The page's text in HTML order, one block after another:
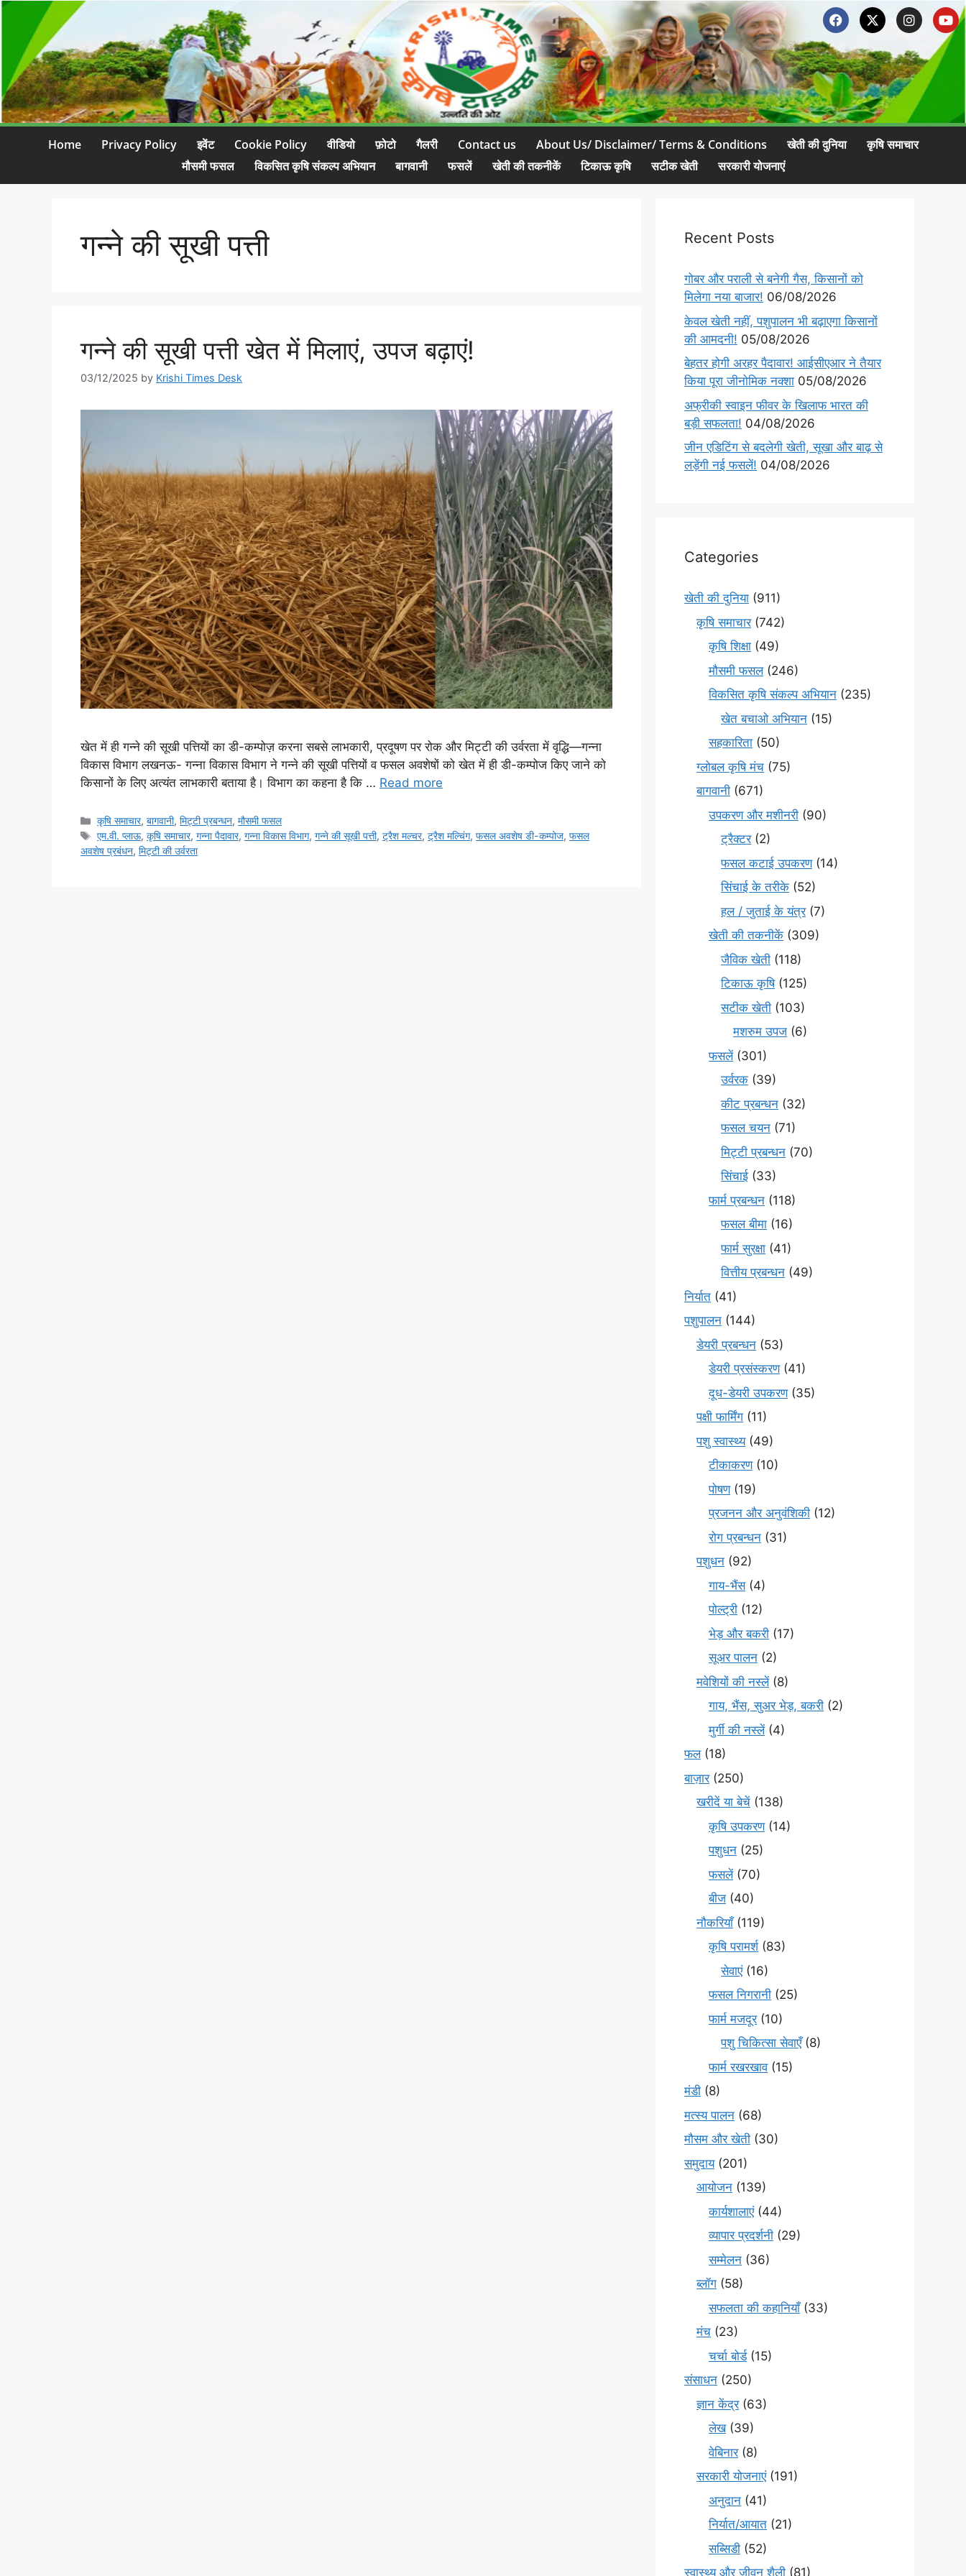
Home Privacy Policy इवेंट Cookie Policy वीडियो फ़ोटो गैलरी Contact us About Us/ Disclaimer/ Terms & Conditions खेती की दुनिया
कृषि समाचार
मौसमी फसल
विकसित कृषि संकल्प अभियान बागवानी फसलें खेती की तकनीकें टिकाऊ कृषि सटीक खेती सरकारी योजनाएं
गन्ने की सूखी पत्ती
गन्ने की सूखी पत्ती खेत में मिलाएं, उपज बढ़ाएं!
03/12/2025 by Krishi Times Desk
खेत में ही गन्ने की सूखी पत्तियों का डी-कम्पोज़ करना सबसे लाभकारी, प्रदूषण पर रोक और मिट्टी की उर्वरता में वृद्धि—गन्ना
विकास विभाग लखनऊ- गन्ना विकास विभाग ने गन्ने की सूखी पत्तियों व फसल अवशेषों को खेत में ही डी-कम्पोज किए जाने को
किसानों के लिए अत्यंत लाभकारी बताया है। विभाग का कहना है कि … Read more
कृषि समाचार,बागवानी,मि‌ट्टी प्रबन्धन,मौसमी फसल
एम.वी. प्लाऊ,कृषि समाचार,गन्ना पैदावार,गन्ना विकास विभाग,गन्ने की सूखी पत्ती,ट्रैश मल्चर,ट्रैश मल्चिंग,फसल अवशेष डी-कम्पोज,फसल
अवशेष प्रबंधन, मिट्टी की उर्वरता
Recent Posts
गोबर और पराली से बनेगी गैस, किसानों को
मिलेगा नया बाजार! 06/08/2026
केवल खेती नहीं, पशुपालन भी बढ़ाएगा किसानों
की आमदनी! 05/08/2026
बेहतर होगी अरहर पैदावार! आईसीएआर ने तैयार
किया पूरा जीनोमिक नक्शा 05/08/2026
अफ्रीकी स्वाइन फीवर के खिलाफ भारत की
बड़ी सफलता! 04/08/2026
जीन एडिटिंग से बदलेगी खेती, सूखा और बाढ़ से
लड़ेंगी नई फसलें! 04/08/2026
Categories
खेती की दुनिया (911)
कृषि समाचार(742)
कृषि शिक्षा (49)
मौसमी फसल(246)
विकसित कृषि संकल्प अभियान (235)
खेत बचाओ अभियान (15)
सहकारिता (50)
ग्लोबल कृषि मंच (75)
बागवानी (671)
उपकरण और मशीनरी (90)
ट्रैक्टर(2)
फसल कटाई उपकरण(14)
सिंचाई के तरीके (52)
हल / जुताई के यंत्र(7)
खेती की तकनीकें (309)
जैविक खेती (118)
टिकाऊ कृषि(125)
सटीक खेती (103)
मशरुम उपज (6)
फसलें(301)
उर्वरक (39)
कीट प्रबन्धन (32)
फसल चयन (71)
मि‌ट्टी प्रबन्धन (70)
सिंचाई (33)
फार्म प्रबन्धन (118)
फसल बीमा (16)
फार्म सुरक्षा (41)
वित्तीय प्रबन्धन (49)
निर्यात (41)
पशुपालन (144)
डेयरी प्रबन्धन (53)
डेयरी प्रसंस्करण(41)
दूध-डेयरी उपकरण(35)
पक्षी फार्मिंग (11)
पशु स्वास्थ्य(49)
टीकाकरण(10)
पोषण(19)
प्रजनन और अनुवंशिकी (12)
रोग प्रबन्धन (31)
पशुधन (92)
गाय-भैंस(4)
पोल्ट्री (12)
भेड़ और बकरी (17)
सूअर पालन (2)
मवेशियों की नस्लें(8)
गाय, भैंस, सुअर भेड़, बकरी (2)
मुर्गी की नस्लें(4)
फल(18)
बाज़ार(250)
खरीदें या बेचें (138)
कृषि उपकरण(14)
पशुधन (25)
फसलें(70)
बीज (40)
नौकरियाँ(119)
कृषि परामर्श(83)
सेवाएं(16)
फसल निगरानी (25)
फार्म मजदूर(10)
पशु चिकित्सा सेवाएँ(8)
फार्म रखरखाव(15)
मंडी (8)
मत्स्य पालन (68)
मौसम और खेती (30)
समुदाय(201)
आयोजन (139)
कार्यशालाएं(44)
व्यापार प्रदर्शनी (29)
सम्मेलन (36)
ब्लॉग (58)
सफलता की कहानियाँ(33)
मंच (23)
चर्चा बोर्ड(15)
संसाधन (250)
ज्ञान केंद्र(63)
लेख(39)
वेबिनार(8)
सरकारी योजनाएं(191)
अनुदान (41)
निर्यात/आयात (21)
सब्सिडी (52)
स्वास्थ्य और जीवन शैली (81)